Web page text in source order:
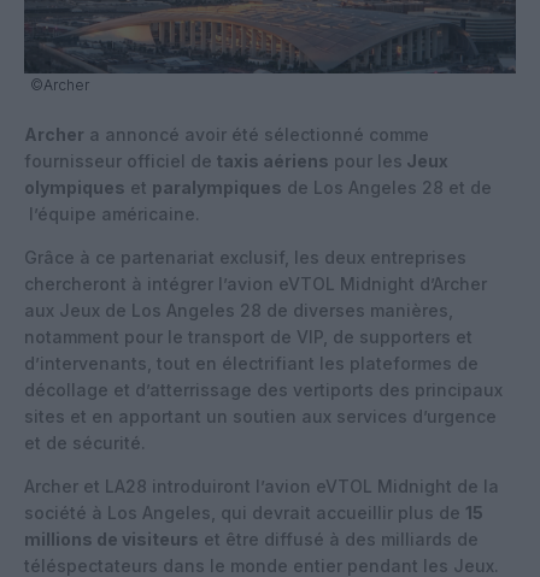
©Archer
Archer a annoncé avoir été sélectionné comme
fournisseur officiel de taxis aériens pour les Jeux
olympiques et paralympiques de Los Angeles 28 et de
l’équipe américaine.
Grâce à ce partenariat exclusif, les deux entreprises
chercheront à intégrer l’avion eVTOL Midnight d’Archer
aux Jeux de Los Angeles 28 de diverses manières,
notamment pour le transport de VIP, de supporters et
d’intervenants, tout en électrifiant les plateformes de
décollage et d’atterrissage des vertiports des principaux
sites et en apportant un soutien aux services d’urgence
et de sécurité.
Archer et LA28 introduiront l’avion eVTOL Midnight de la
société à Los Angeles, qui devrait accueillir plus de 15
millions de visiteurs et être diffusé à des milliards de
téléspectateurs dans le monde entier pendant les Jeux.